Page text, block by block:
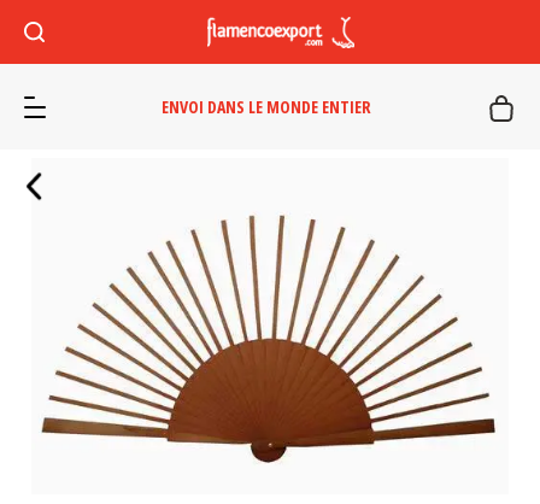
ENVOI DANS LE MONDE ENTIER